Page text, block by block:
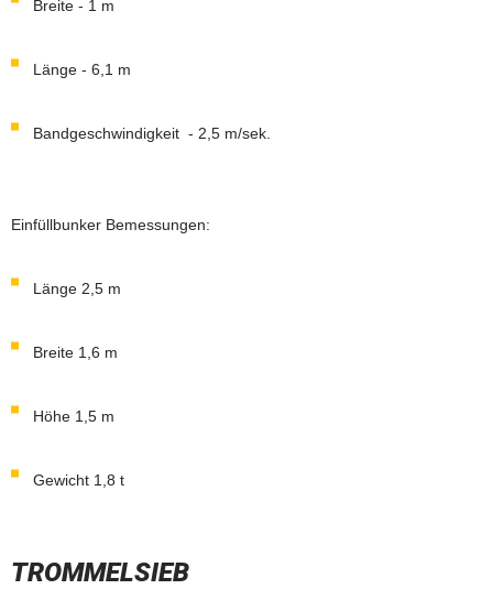
Breite - 1 m
Länge - 6,1 m
Bandgeschwindigkeit - 2,5 m/sek.
Einfüllbunker Bemessungen:
Länge 2,5 m
Breite 1,6 m
Höhe 1,5 m
Gewicht 1,8 t
TROMMELSIEB